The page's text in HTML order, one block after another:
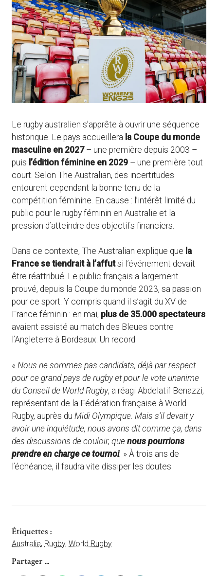
Le rugby australien s’apprête à ouvrir une séquence
historique. Le pays accueillera la Coupe du monde
masculine en 2027– une première depuis 2003 –
puis l’édition féminine en 2029 – une première tout
court. Selon The Australian, des incertitudes
entourent cependant la bonne tenu de la
compétition féminine. En cause : l’intérêt limité du
public pour le rugby féminin en Australie et la
pression d’atteindre des objectifs financiers.
Dans ce contexte, The Australian explique que la
France se tiendrait à l’affutsi l’événement devait
être réattribué. Le public français a largement
prouvé, depuis la Coupe du monde 2023, sa passion
pour ce sport. Y compris quand il s’agit du XV de
France féminin : en mai, plus de 35.000 spectateurs
avaient assisté au match des Bleues contre
l’Angleterre à Bordeaux. Un record.
« Nous ne sommes pas candidats, déjà par respect
pour ce grand pays de rugby et pour le vote unanime
du Conseil de World Rugby, a réagi Abdelatif Benazzi,
représentant de la Fédération française à World
Rugby, auprès du Midi Olympique. Mais s’il devait y
avoir une inquiétude, nous avons dit comme ça, dans
des discussions de couloir, que nous pourrions
prendre en charge ce tournoi. » À trois ans de
l’échéance, il faudra vite dissiper les doutes.
Étiquettes :
Australie, Rugby, World Rugby
Partager ...